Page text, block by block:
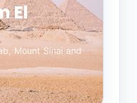
El
Mount Sinai and